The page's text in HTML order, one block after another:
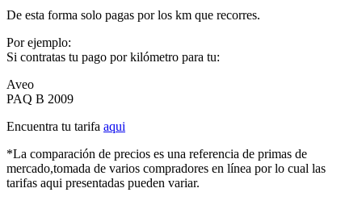
De esta forma solo pagas por los km que recorres.
Por ejemplo:
Si contratas tu pago por kilómetro para tu:
Aveo
PAQ B 2009
Encuentra tu tarifa aqui
*La comparación de precios es una referencia de primas de
mercado,tomada de varios compradores en línea por lo cual las
tarifas aqui presentadas pueden variar.